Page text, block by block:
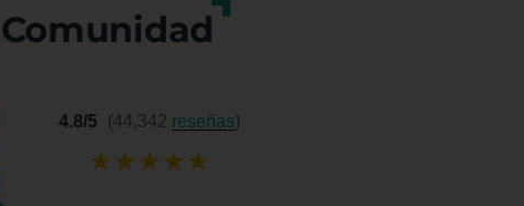
4.8/5 (44,342 reseñas)
★★★★★